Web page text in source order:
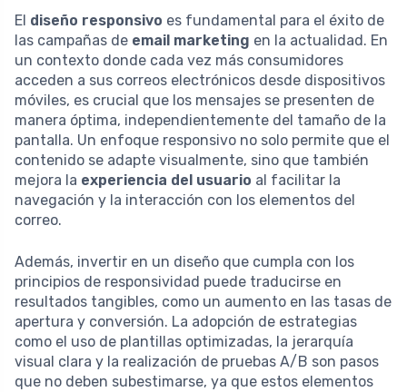
El diseño responsivo es fundamental para el éxito de
las campañas de email marketing en la actualidad. En
un contexto donde cada vez más consumidores
acceden a sus correos electrónicos desde dispositivos
móviles, es crucial que los mensajes se presenten de
manera óptima, independientemente del tamaño de la
pantalla. Un enfoque responsivo no solo permite que el
contenido se adapte visualmente, sino que también
mejora la experiencia del usuario al facilitar la
navegación y la interacción con los elementos del
correo.
Además, invertir en un diseño que cumpla con los
principios de responsividad puede traducirse en
resultados tangibles, como un aumento en las tasas de
apertura y conversión. La adopción de estrategias
como el uso de plantillas optimizadas, la jerarquía
visual clara y la realización de pruebas A/B son pasos
que no deben subestimarse, ya que estos elementos